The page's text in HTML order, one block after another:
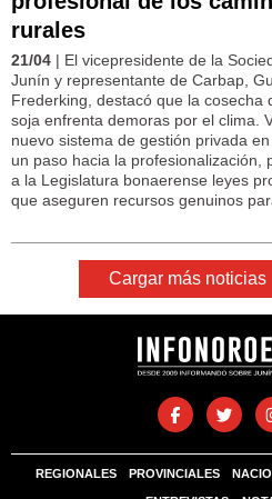
rurales
21/04 | El vicepresidente de la
Junín y representante de Carbap,
Frederking, destacó que la cosecha
soja enfrenta demoras por el clima.
nuevo sistema de gestión privada
un paso hacia la profesionalización,
a la Legislatura bonaerense leyes
que aseguren recursos genuinos
Cargar más noticias
REGIONALES PROVINCIALES